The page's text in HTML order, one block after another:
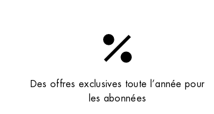
Des offres exclusives toute l’année pour
les abonnées